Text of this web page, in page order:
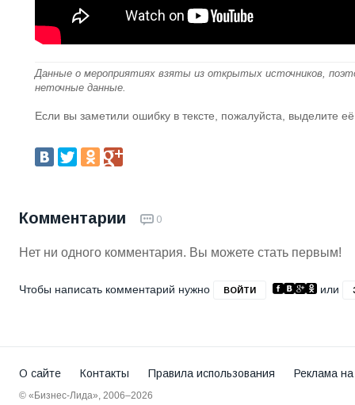
Данные о мероприятиях взяты из открытых источников,
неточные данные.
Если вы заметили ошибку в тексте, пожалуйста, выделите
Комментарии 0
Нет ни одного комментария. Вы можете стать первым!
Чтобы написать комментарий нужно ВОЙТИ или
О сайте Контакты Правила использования Реклама
© «Бизнес-Лида», 2006–2026